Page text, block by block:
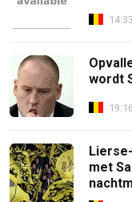
14:33
wordt
19:16
met